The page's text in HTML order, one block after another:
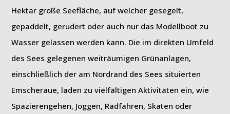
Hektar große Seefläche, auf welcher gesegelt,
gepaddelt, gerudert oder auch nur das Modellboot zu
Wasser gelassen werden kann. Die im direkten Umfeld
des Sees gelegenen weiträumigen Grünanlagen,
einschließlich der am Nordrand des Sees situierten
Emscheraue, laden zu vielfältigen Aktivitäten ein, wie
Spazierengehen, Joggen, Radfahren, Skaten oder